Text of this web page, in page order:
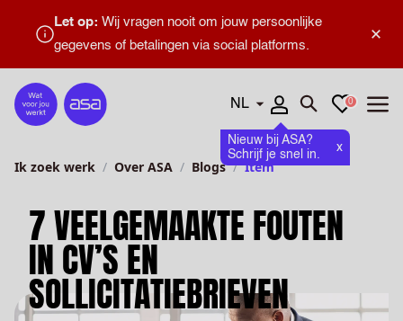
×
Let op: Wij vragen nooit om jouw persoonlijke
gegevens of betalingen via social platforms.
Home
Talen
Nieuw bij ASA?
Schrijf je snel in.
x
Zoeken openen
Favorieten
0
Ik zoek werk Over ASA Blogs Item
7 VEELGEMAAKTE FOUTEN
IN CV’S EN
SOLLICITATIEBRIEVEN